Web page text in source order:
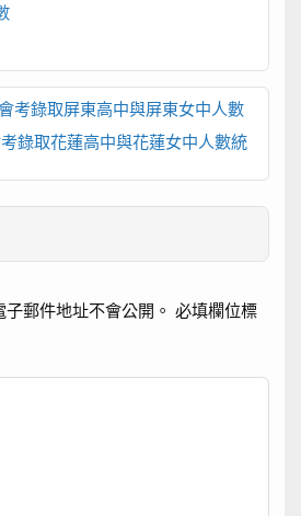
考錄取屏東高中與屏東女中人數
錄取花蓮高中與花蓮女中人數統
郵件地址不會公開。 必填欄位標